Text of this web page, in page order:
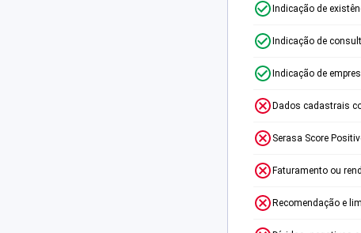
Indicação de
Indicação de
Indicação de
Dados cadastrais
Serasa Score
Faturamento ou
Recomendação e